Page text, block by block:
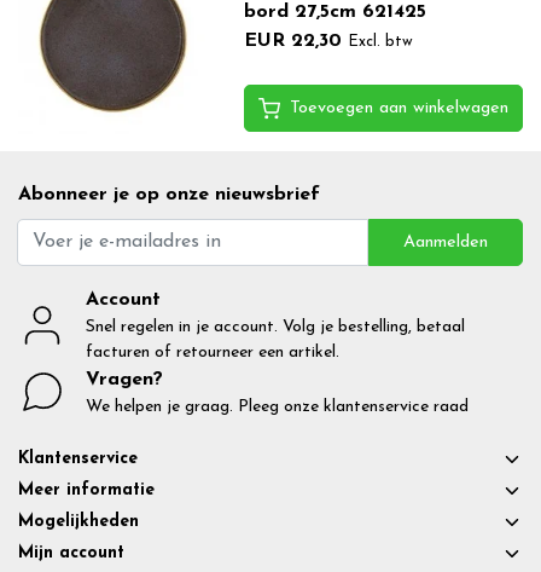
bord 27,5cm 621425
EUR 22,30
Excl. btw
Toevoegen aan winkelwagen
Abonneer je op onze nieuwsbrief
Aanmelden
Account
Snel regelen in je account. Volg je bestelling, betaal
facturen of retourneer een artikel.
Vragen?
We helpen je graag. Pleeg onze klantenservice raad
Klantenservice
Meer informatie
Mogelijkheden
Mijn account